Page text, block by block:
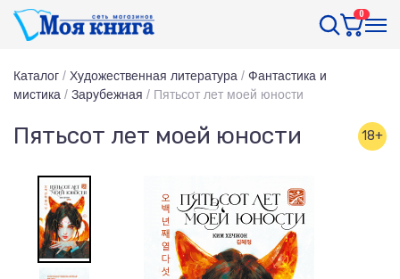
0
Каталог / Художественная литература / Фантастика и
мистика / Зарубежная / Пятьсот лет моей юности
Пятьсот лет моей юности 18+